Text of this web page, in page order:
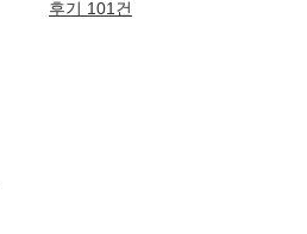
후기 101건